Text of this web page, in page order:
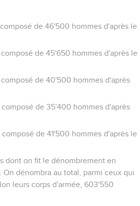
de 46'500 hommes d'après le
de 45'650 hommes d'après le
de 40'500 hommes d'après
de 35'400 hommes d'après
de 41'500 hommes d'après le
dont on fit le dénombrement en
dénombra au total, parmi ceux qui
leurs corps d'armée, 603'550